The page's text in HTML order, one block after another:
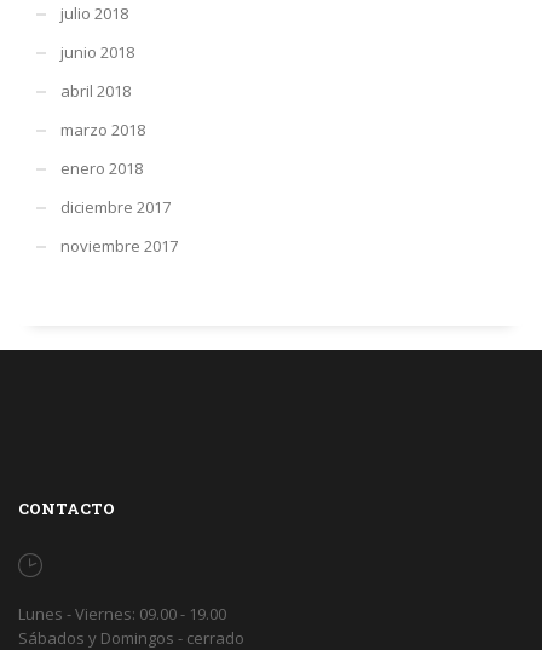
julio 2018
junio 2018
abril 2018
marzo 2018
enero 2018
diciembre 2017
noviembre 2017
CONTACTO
Lunes - Viernes: 09.00 - 19.00
Sábados y Domingos - cerrado